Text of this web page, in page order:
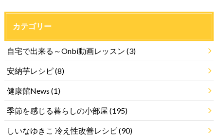
カテゴリー
自宅で出来る～Onbi動画レッスン (3)
安納芋レシピ(8)
健康館News (1)
季節を感じる暮らしの小部屋 (195)
しいなゆきこ 冷え性改善レシピ(90)